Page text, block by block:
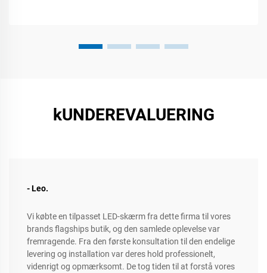
kUNDEREVALUERING
- Leo.
Vi købte en tilpasset LED-skærm fra dette firma til vores
brands flagships butik, og den samlede oplevelse var
fremragende. Fra den første konsultation til den endelige
levering og installation var deres hold professionelt,
videnrigt og opmærksomt. De tog tiden til at forstå vores